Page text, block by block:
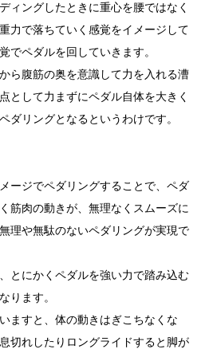
ィングしたときに重心を腰ではなく
力で落ちていく感覚をイメージして
でペダルを回していきます。
ら腹筋の奥を意識して力を入れる漕
として力まずにペダル自体を大きく
ダリングとなるというわけです。
ージでペダリングすることで、ペダ
筋肉の動きが、無理なくスムーズに
理や無駄のないペダリングが実現で
とにかくペダルを強い力で踏み込む
ります。
ますと、体の動きはぎこちなくな
切れしたりロングライドすると脚が